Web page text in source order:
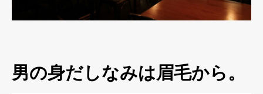
男の身だしなみは眉毛から。